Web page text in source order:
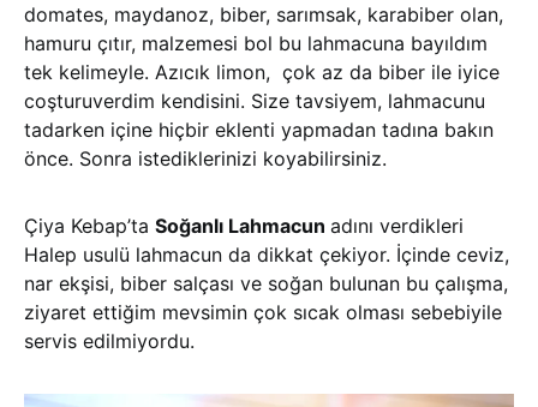
domates, maydanoz, biber, sarımsak, karabiber olan,
hamuru çıtır, malzemesi bol bu lahmacuna bayıldım
tek kelimeyle. Azıcık limon, çok az da biber ile iyice
coşturuverdim kendisini. Size tavsiyem, lahmacunu
tadarken içine hiçbir eklenti yapmadan tadına bakın
önce. Sonra istediklerinizi koyabilirsiniz.
Çiya Kebap’ta Soğanlı Lahmacun adını verdikleri
Halep usulü lahmacun da dikkat çekiyor. İçinde ceviz,
nar ekşisi, biber salçası ve soğan bulunan bu çalışma,
ziyaret ettiğim mevsimin çok sıcak olması sebebiyile
servis edilmiyordu.